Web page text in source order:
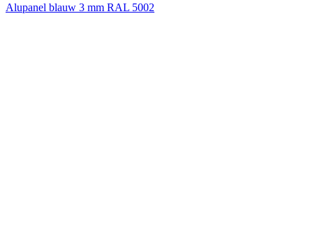
Alupanel blauw 3 mm RAL 5002